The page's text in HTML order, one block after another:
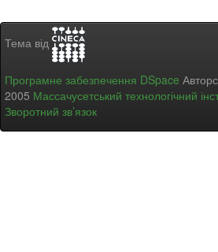
Тема від
Програмне забезпечення DSpace
2005 Массачусетський технологічний
Зворотний зв’язок